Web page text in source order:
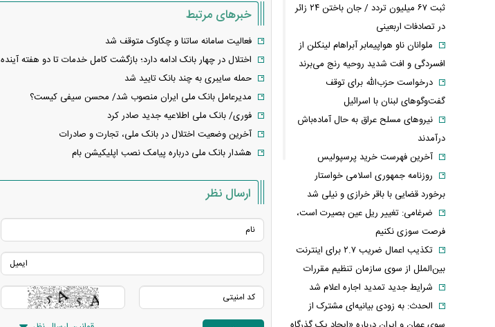
خبرهای مرتبط
فعالیت سامانه ساتنا و چکاوک متوقف شد
اختلال در چهار بانک ادامه دارد؛ بازگشت کامل خدمات تا دو هفته آینده
حمله سایبری به چند بانک تایید شد
مدیرعامل بانک ملی ایران منصوب شد/ محسن سیفی کیست؟
فوری/ بانک ملی اطلاعیه جدید صادر کرد
آخرین وضعیت اختلال در بانک ملی، تجارت و صادرات
هشدار بانک ملی درباره پیامک نصب اپلیکیشن بام
ارسال نظر
ثبت ۶۷ میلیون تردد / جان باختن ۲۴ زائر
در تصادفات اربعینی
ملوانان ناو هواپیمابر آبراهام لینکلن از
افسردگی و افت شدید روحیه رنج می‌برند
درخواست حزب‌الله برای توقف
گفت‌وگوهای لبنان با اسرائیل
نیروهای مسلح عراق به حال آماده‌باش
درآمدند
آخرین فهرست خرید پرسپولیس
روزنامه جمهوری اسلامی خواستار
برخورد قضایی با باقر خرازی و نیلی شد
ضرغامی: تغییر ریل عین بصیرت است،
فرصت سوزی نکنیم
تکذیب اعمال ضریب ۲.۷ برای اینترنت
بین‌الملل از سوی سازمان تنظیم مقررات
شرایط جدید تمدید اجاره اعلام شد
الحدث: به زودی بیانیه‌ای مشترک از